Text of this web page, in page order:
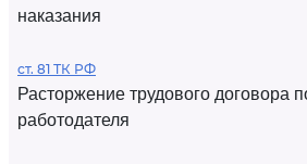
наказания
ст. 81 ТК РФ
Расторжение трудового договора
работодателя